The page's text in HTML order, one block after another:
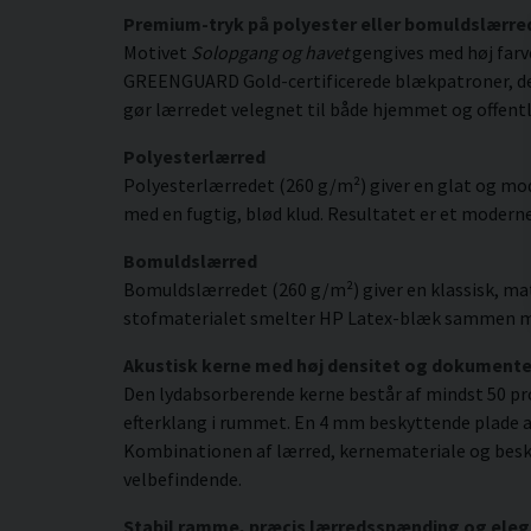
Premium-tryk på polyester eller
Motivet Solopgang og havetgengives med høj
GREENGUARD Gold-certificerede blækpatroner,
gør lærredet velegnet til både hjemmet og
Polyesterlærred
Polyesterlærredet (260 g/m²) giver en glat og
med en fugtig, blød klud. Resultatet er et
Bomuldslærred
Bomuldslærredet (260 g/m²) giver en klassisk,
stofmaterialet smelter HP Latex-blæk sammen
Akustisk kerne med høj densitet og
Den lydabsorberende kerne består af mindst 50
efterklang i rummet. En 4 mm beskyttende
Kombinationen af lærred, kernemateriale og
velbefindende.
Stabil ramme, præcis lærredsspænding og